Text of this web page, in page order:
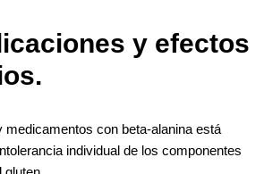
y efectos
medicamentos con beta-alanina está
individual de los componentes